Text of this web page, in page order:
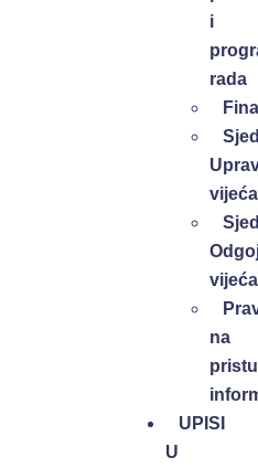
i
rada
vijeća
vijeća
na
UPISI
U